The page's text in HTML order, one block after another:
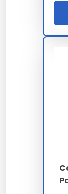
ISO
1638 e SAE
os canais de
superior a